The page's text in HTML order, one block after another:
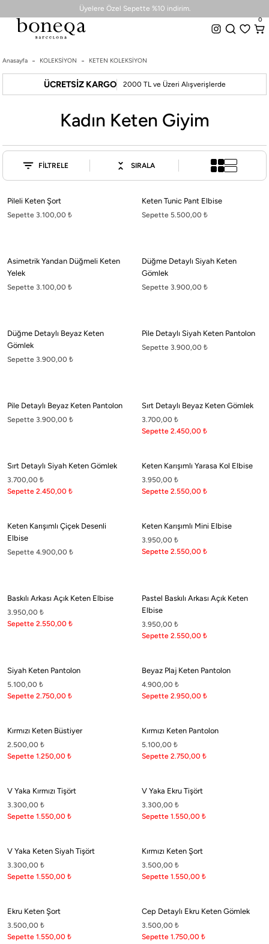
Üyelere Özel Sepette %10 indirim.
2000 TL Üzeri Ücretsiz Kargo + Hemen Teslim Seçeneği
Üyelere Özel Sepette %10 indirim.
2000 TL Üzeri Ücretsiz Kargo + Hemen Teslim Seçeneği
0
Anasayfa KOLEKSİYON KETEN KOLEKSİYON
ÜCRETSİZ KARGO 2000 TL ve Üzeri Alışverişlerde
Kadın Keten Giyim
FİLTRELE SIRALA
Pileli Keten Şort
Sepette 3.100,00 ₺
Keten Tunic Pant Elbise
Sepette 5.500,00 ₺
Asimetrik Yandan Düğmeli Keten
Yelek
Sepette 3.100,00 ₺
Düğme Detaylı Siyah Keten
Gömlek
Sepette 3.900,00 ₺
Düğme Detaylı Beyaz Keten
Gömlek
Sepette 3.900,00 ₺
Pile Detaylı Siyah Keten Pantolon
Sepette 3.900,00 ₺
Pile Detaylı Beyaz Keten Pantolon
Sepette 3.900,00 ₺
Sırt Detaylı Beyaz Keten Gömlek
3.700,00 ₺
Sepette 2.450,00 ₺
Sırt Detaylı Siyah Keten Gömlek
3.700,00 ₺
Sepette 2.450,00 ₺
Keten Karışımlı Yarasa Kol Elbise
3.950,00 ₺
Sepette 2.550,00 ₺
Keten Karışımlı Çiçek Desenli
Elbise
Sepette 4.900,00 ₺
Keten Karışımlı Mini Elbise
3.950,00 ₺
Sepette 2.550,00 ₺
Baskılı Arkası Açık Keten Elbise
3.950,00 ₺
Sepette 2.550,00 ₺
Pastel Baskılı Arkası Açık Keten
Elbise
3.950,00 ₺
Sepette 2.550,00 ₺
Siyah Keten Pantolon
5.100,00 ₺
Sepette 2.750,00 ₺
Beyaz Plaj Keten Pantolon
4.900,00 ₺
Sepette 2.950,00 ₺
Kırmızı Keten Büstiyer
2.500,00 ₺
Sepette 1.250,00 ₺
Kırmızı Keten Pantolon
5.100,00 ₺
Sepette 2.750,00 ₺
V Yaka Kırmızı Tişört
3.300,00 ₺
Sepette 1.550,00 ₺
V Yaka Ekru Tişört
3.300,00 ₺
Sepette 1.550,00 ₺
V Yaka Keten Siyah Tişört
3.300,00 ₺
Sepette 1.550,00 ₺
Kırmızı Keten Şort
3.500,00 ₺
Sepette 1.550,00 ₺
Ekru Keten Şort
3.500,00 ₺
Sepette 1.550,00 ₺
Cep Detaylı Ekru Keten Gömlek
3.500,00 ₺
Sepette 1.750,00 ₺
25/26 SONBAHAR-KIŞ
CEKET & YELEK
PARTİ & GECE KOLEKSİYONU
TAYT & ŞORT
ÇANTA
Hikayemiz
Şehrin sokaklarını Barcelona'nın Akdeniz rüzgarıyla dans eden coşkulu ritimleriyle
buluşturuyoruz.
Barcelona Seyahati İçin Tatil Bavulu Hazırlama Tüyoları
Barcelona tatil bavulu hazırlarken yanınıza almanız gereken parçaları doğru seçmek, hem şehri
#Social Boneqa
Barcelona'nın coşkulu ritminden İstanbul'un mistik dokusuna uzanan bir moda
yolculuğu. Cesaret ve zarafetin dualitesinden doğan stil manifestosu. Stil sahibi
Online Mağaza
Yasal
©2026 boneqa.com | Tüm Hakları Saklıdır.